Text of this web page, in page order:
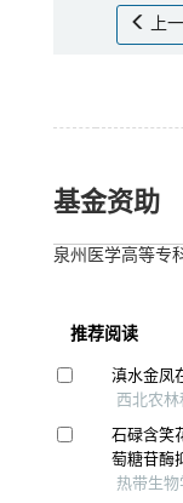
上
基金资助
泉州医学高等专